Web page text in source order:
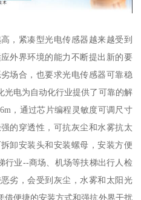
，紧凑型光电传感器越来越受到
外界环境的能力不断提出新的要
场合，也要求光电传感器可靠稳
光电为自动化行业提供了可靠的解
，通过芯片编程灵敏度可调尺寸
的穿透性，可抗灰尘和水雾抗太
卸安装头和安装螺母，安装方便
行业--商场、机场等扶梯出行人检
劣，会受到灰尘，水雾和太阳光
借便捷的安装方式和强抗外界干扰